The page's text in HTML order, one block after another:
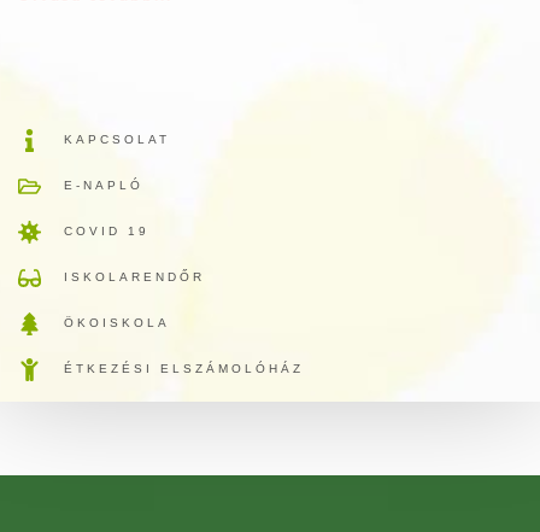
KAPCSOLAT
E-NAPLÓ
COVID 19
ISKOLARENDŐR
ÖKOISKOLA
ÉTKEZÉSI ELSZÁMOLÓHÁZ